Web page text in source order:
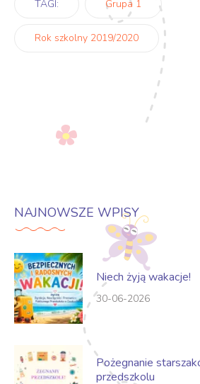
TAGI: Grupa 1
Rok szkolny 2019/2020
NAJNOWSZE WPISY
Niech żyją wakacje!
30-06-2026
Pożegnanie
przedszkolu